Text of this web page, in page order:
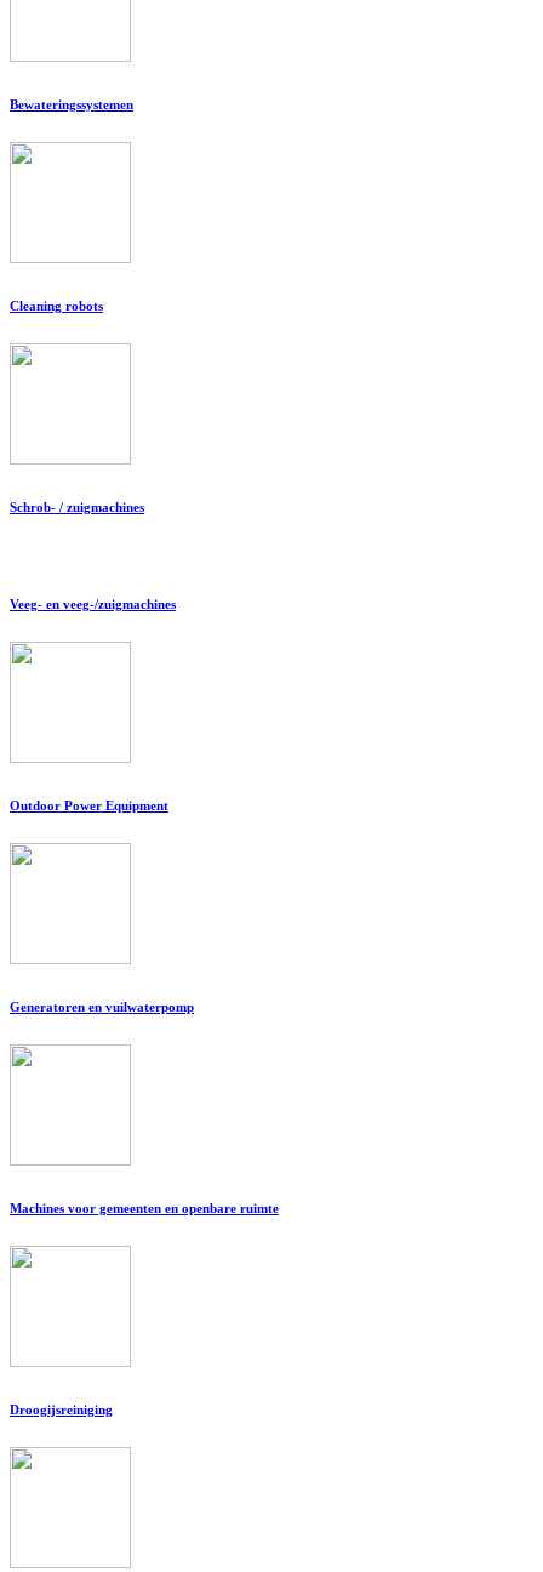
Bewateringssystemen
Cleaning robots
Schrob- / zuigmachines
Veeg- en veeg-/zuigmachines
Outdoor Power Equipment
Generatoren en vuilwaterpomp
Machines voor gemeenten en openbare ruimte
Droogijsreiniging